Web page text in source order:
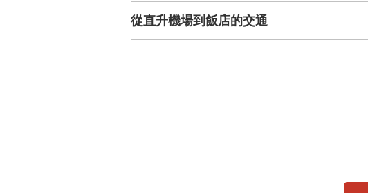
從直升機場到飯店的交通